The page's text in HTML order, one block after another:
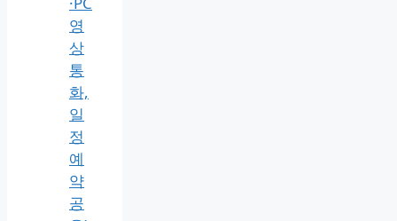
영
상
통
화,
일
정
예
약
공